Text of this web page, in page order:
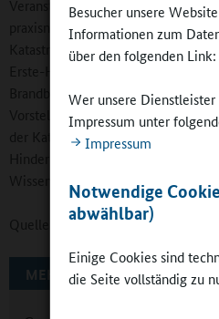
Besucher unsere
Informationen zum
über den folgenden Link:
Wer unsere
Impressum unter
Impressum
Notwendige
abwählbar)
Einige Cookies sind
die Seite vollständig zu
Veranstaltung wurden den
praxisnahen Workshop die
Katastrophenschutzes vermittelt.
Erste-Hilfe-Maßnahmen, praktische
Brandbekämpfung mittels eines
Vorstellung moderner
der Katastrophenschutztage war
Hindernisparcours, bei dem die
Wissen unter Beweis stellen
Quelle: Ministerium für Bildung
MEHR ZUM THEMA AUF